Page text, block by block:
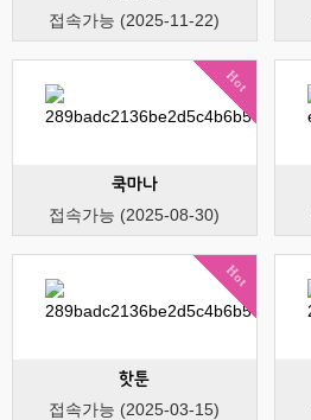
접속가능 (2025-11-22)
Hot
쿡마나
접속가능 (2025-08-30)
Hot
핫툰
접속가능 (2025-03-15)